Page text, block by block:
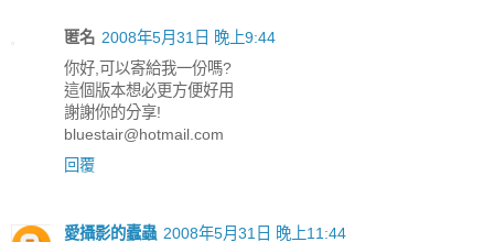
匿名 2008年5月31日 晚上9:44
你好,可以寄給我一份嗎?
這個版本想必更方便好用
謝謝你的分享!
bluestair@hotmail.com
回覆
愛攝影的蠹蟲 2008年5月31日 晚上11:44